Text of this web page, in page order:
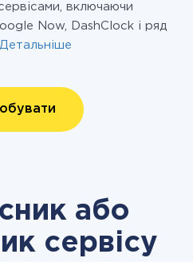
включаючи
Now, DashClock і ряд
Детальніше
або
сервісу